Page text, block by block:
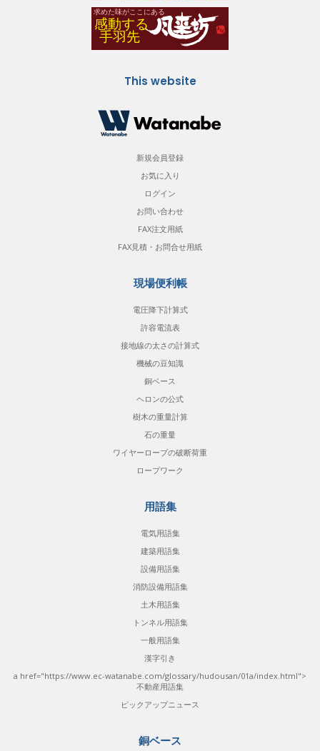
This website
新規会員登録
お気に入り
ログイン
お問い合わせ
FAX注文用紙
FAX見積・お問合せ用紙
現場便利帳
電圧降下計算式
許容電流表
接地線の太さの計算式
機械の豆知識
銅ベース
ヘロンの公式
樹木の重量計算
石の重量
ワイヤーロープの破断荷重
ロープワーク
用語集
電気用語集
建築用語集
設備用語集
消防設備用語集
土木用語集
トンネル用語集
一般用語集
漢字引き
a href="https://www.ec-watanabe.com/glossary/hudousan/01a/index.html">
不動産用語集
ピックアップニュース
銅ベース